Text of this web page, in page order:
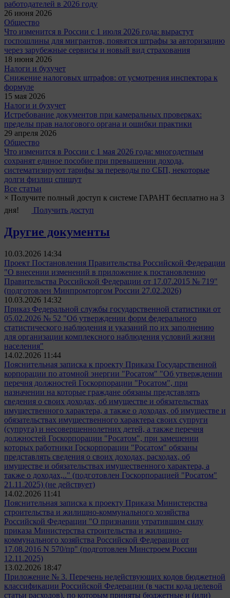
работодателей в 2026 году
26 июня 2026
Общество
Что изменится в России с 1 июля 2026 года: вырастут
госпошлины для мигрантов, появятся штрафы за авторизацию
через зарубежные сервисы и новый вид страхования
18 июня 2026
Налоги и бухучет
Снижение налоговых штрафов: от усмотрения инспектора к
формуле
15 мая 2026
Налоги и бухучет
Истребование документов при камеральных проверках:
пределы прав налогового органа и ошибки практики
29 апреля 2026
Общество
Что изменится в России с 1 мая 2026 года: многодетным
сохранят единое пособие при превышении дохода,
систематизируют тарифы за переводы по СБП, некоторые
долги физлиц спишут
Все статьи
× Получите полный доступ к системе ГАРАНТ бесплатно на 3
дня!
Получить доступ
Другие документы
10.03.2026 14:34
Проект Постановления Правительства Российской Федерации
"О внесении изменений в приложение к постановлению
Правительства Российской Федерации от 17.07.2015 № 719"
(подготовлен Минпромторгом России 27.02.2026)
10.03.2026 14:32
Приказ Федеральной службы государственной статистики от
05.02.2026 № 52 "Об утверждении форм федерального
статистического наблюдения и указаний по их заполнению
для организации комплексного наблюдения условий жизни
населения"
14.02.2026 11:44
Пояснительная записка к проекту Приказа Государственной
корпорации по атомной энергии "Росатом" "Об утверждении
перечня должностей Госкорпорации "Росатом", при
назначении на которые граждане обязаны представлять
сведения о своих доходах, об имуществе и обязательствах
имущественного характера, а также о доходах, об имуществе и
обязательствах имущественного характера своих супруги
(супруга) и несовершеннолетних детей, а также перечня
должностей Госкорпорации "Росатом", при замещении
которых работники Госкорпорации "Росатом" обязаны
представлять сведения о своих доходах, расходах, об
имуществе и обязательствах имущественного характера, а
также о доходах,.." (подготовлен Госкорпорацией "Росатом"
21.11.2025) (не действует)
14.02.2026 11:41
Пояснительная записка к проекту Приказа Министерства
строительства и жилищно-коммунального хозяйства
Российской Федерации "О признании утратившим силу
приказа Министерства строительства и жилищно-
коммунального хозяйства Российской Федерации от
17.08.2016 N 570/пр" (подготовлен Минстроем России
12.11.2025)
13.02.2026 18:47
Приложение № 3. Перечень недействующих кодов бюджетной
классификации Российской Федерации (в части кода целевой
статьи расходов), по которым приняты бюджетные и (или)